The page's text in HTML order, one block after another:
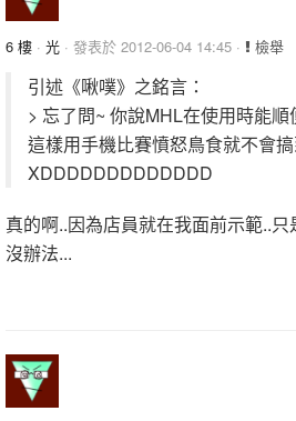
6 樓 · 光 · 發表於 2012-06-04 14:45 · 檢舉
引述《啾噗》之銘言：
> 忘了問~ 你說MHL在使用時能
這樣用手機比賽憤怒鳥食就不會
XDDDDDDDDDDDDD
真的啊..因為店員就在我面前示範..
沒辦法...